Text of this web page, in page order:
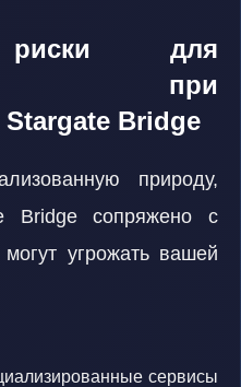
для
при
Bridge
природу,
Bridge сопряжено с
угрожать вашей
сервисы